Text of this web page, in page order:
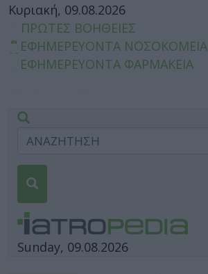
Κυριακή, 09.08.2026
ΠΡΩΤΕΣ ΒΟΗΘΕΙΕΣ
ΕΦΗΜΕΡΕΥΟΝΤΑ ΝΟΣΟΚΟΜΕΙΑ
ΕΦΗΜΕΡΕΥΟΝΤΑ ΦΑΡΜΑΚΕΙΑ
Sunday, 09.08.2026